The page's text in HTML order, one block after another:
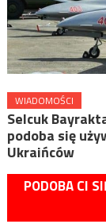
WIADOMOŚCI
Selcuk
podoba się
Ukraińców
PODOBA CI